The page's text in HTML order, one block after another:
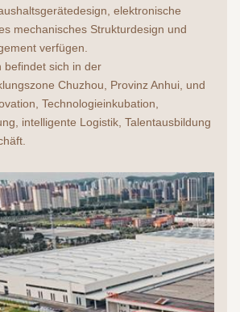
elektronische
mechanisches Strukturdesign und
verfügen.
befindet sich in der
Chuzhou, Provinz Anhui, und
Technologieinkubation,
intelligente Logistik, Talentausbildung